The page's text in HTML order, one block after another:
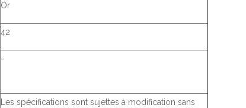
Or
42
-
Les spécifications sont sujettes à modification sans